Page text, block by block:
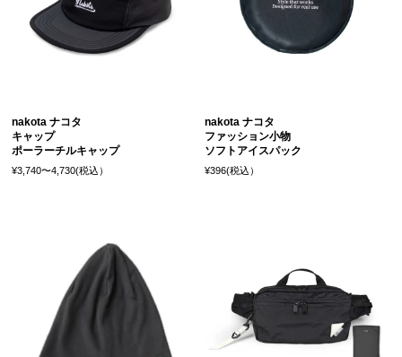
nakota ナコタ
キャップ
ポーラーチルキャップ
¥3,740〜4,730(税込）
nakota ナコタ
ファッション小物
ソフトアイスパック
¥396(税込）